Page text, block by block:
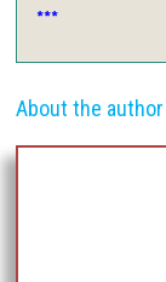
***
About the author